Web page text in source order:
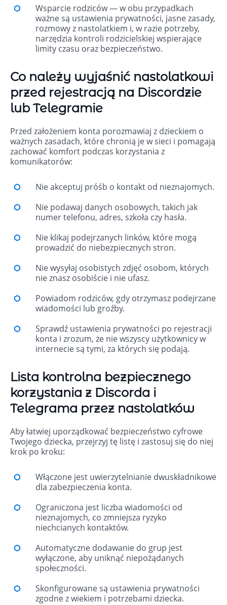
Wsparcie rodziców — w obu przypadkach
ważne są ustawienia prywatności, jasne zasady,
rozmowy z nastolatkiem i, w razie potrzeby,
narzędzia kontroli rodzicielskiej wspierające
limity czasu oraz bezpieczeństwo.
Co należy wyjaśnić nastolatkowi
przed rejestracją na Discordzie
lub Telegramie
Przed założeniem konta porozmawiaj z dzieckiem o
ważnych zasadach, które chronią je w sieci i pomagają
zachować komfort podczas korzystania z
komunikatorów:
Nie akceptuj próśb o kontakt od nieznajomych.
Nie podawaj danych osobowych, takich jak
numer telefonu, adres, szkoła czy hasła.
Nie klikaj podejrzanych linków, które mogą
prowadzić do niebezpiecznych stron.
Nie wysyłaj osobistych zdjęć osobom, których
nie znasz osobiście i nie ufasz.
Powiadom rodziców, gdy otrzymasz podejrzane
wiadomości lub groźby.
Sprawdź ustawienia prywatności po rejestracji
konta i zrozum, że nie wszyscy użytkownicy w
internecie są tymi, za których się podają.
Lista kontrolna bezpiecznego
korzystania z Discorda i
Telegrama przez nastolatków
Aby łatwiej uporządkować bezpieczeństwo cyfrowe
Twojego dziecka, przejrzyj tę listę i zastosuj się do niej
krok po kroku:
Włączone jest uwierzytelnianie dwuskładnikowe
dla zabezpieczenia konta.
Ograniczona jest liczba wiadomości od
nieznajomych, co zmniejsza ryzyko
niechcianych kontaktów.
Automatyczne dodawanie do grup jest
wyłączone, aby uniknąć niepożądanych
społeczności.
Skonfigurowane są ustawienia prywatności
zgodne z wiekiem i potrzebami dziecka.